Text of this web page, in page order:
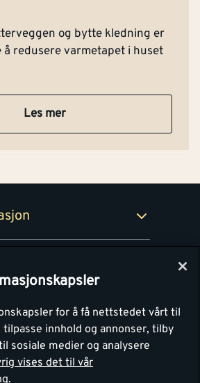
og bytte kledning er
å redusere varmetapet i huset
Les mer
for å få nettstedet vårt til
innhold og annonser, tilby
sosiale medier og analysere
vises det til vår